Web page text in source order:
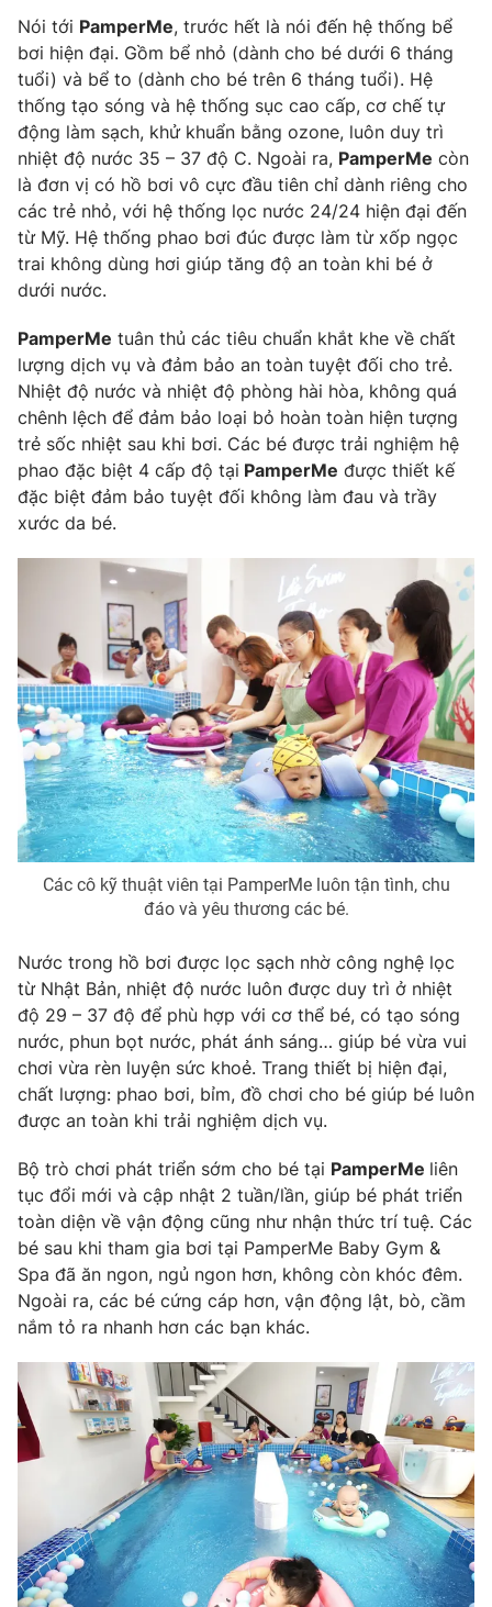
Phó Tổng Biên tập:Nguyễn Thị Mỹ Hạnh, Phạm Quốc Thắng,
Nguyễn Trọng Ninh
Tổng đài VTV:
024.38 355 931 - 024.38 355 932
Ðiện thoại Thời báo VTV: 024.66 897 897
Email: toasoan@vtv.vn
Liên hệ quảng cáo: 024-7300.7108
® Cấm sao chép dưới mọi hình thức nếu không có sự chấp
thuận bằng văn bản. Ghi rõ nguồn VTV.vn khi phát hành lại
thông tin từ website này.
Nói tới PamperMe, trước hết là nói đến hệ thống bể
bơi hiện đại. Gồm bể nhỏ (dành cho bé dưới 6 tháng
tuổi) và bể to (dành cho bé trên 6 tháng tuổi). Hệ
thống tạo sóng và hệ thống sục cao cấp, cơ chế tự
động làm sạch, khử khuẩn bằng ozone, luôn duy trì
nhiệt độ nước 35 – 37 độ C. Ngoài ra, PamperMe còn
là đơn vị có hồ bơi vô cực đầu tiên chỉ dành riêng cho
các trẻ nhỏ, với hệ thống lọc nước 24/24 hiện đại đến
từ Mỹ. Hệ thống phao bơi đúc được làm từ xốp ngọc
trai không dùng hơi giúp tăng độ an toàn khi bé ở
dưới nước.
PamperMe tuân thủ các tiêu chuẩn khắt khe về chất
lượng dịch vụ và đảm bảo an toàn tuyệt đối cho trẻ.
Nhiệt độ nước và nhiệt độ phòng hài hòa, không quá
chênh lệch để đảm bảo loại bỏ hoàn toàn hiện tượng
trẻ sốc nhiệt sau khi bơi. Các bé được trải nghiệm hệ
phao đặc biệt 4 cấp độ tại PamperMe được thiết kế
đặc biệt đảm bảo tuyệt đối không làm đau và trầy
xước da bé.
Các cô kỹ thuật viên tại PamperMe luôn tận tình, chu
đáo và yêu thương các bé.
Nước trong hồ bơi được lọc sạch nhờ công nghệ lọc
từ Nhật Bản, nhiệt độ nước luôn được duy trì ở nhiệt
độ 29 – 37 độ để phù hợp với cơ thể bé, có tạo sóng
nước, phun bọt nước, phát ánh sáng… giúp bé vừa vui
chơi vừa rèn luyện sức khoẻ. Trang thiết bị hiện đại,
chất lượng: phao bơi, bỉm, đồ chơi cho bé giúp bé luôn
được an toàn khi trải nghiệm dịch vụ.
Bộ trò chơi phát triển sớm cho bé tại PamperMe liên
tục đổi mới và cập nhật 2 tuần/lần, giúp bé phát triển
toàn diện về vận động cũng như nhận thức trí tuệ. Các
bé sau khi tham gia bơi tại PamperMe Baby Gym &
Spa đã ăn ngon, ngủ ngon hơn, không còn khóc đêm.
Ngoài ra, các bé cứng cáp hơn, vận động lật, bò, cầm
nắm tỏ ra nhanh hơn các bạn khác.